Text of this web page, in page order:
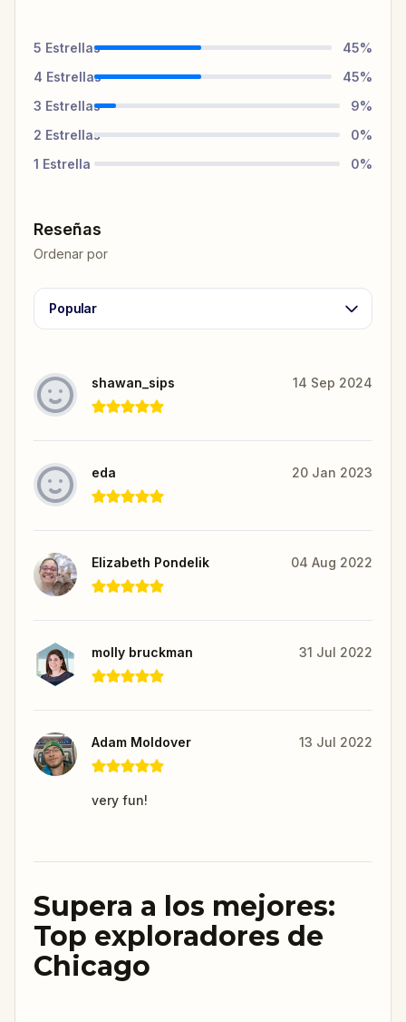
5 Estrellas 45%
4 Estrellas 45%
3 Estrellas 9%
2 Estrellas 0%
1 Estrella 0%
Reseñas
Ordenar por
Popular
shawan_sips 14 Sep 2024
eda 20 Jan 2023
Elizabeth Pondelik 04 Aug 2022
molly bruckman 31 Jul 2022
Adam Moldover 13 Jul 2022
very fun!
Supera a los mejores:
Top exploradores de
Chicago